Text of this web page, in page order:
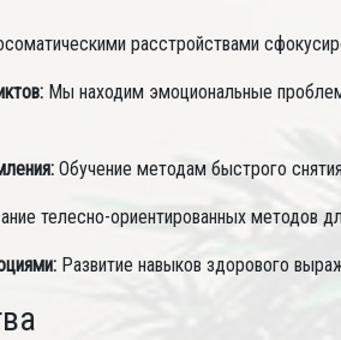
расстройствами
Мы находим эмоциональные
Обучение методам быстрого
телесно-ориентированных методов
Развитие навыков здорового